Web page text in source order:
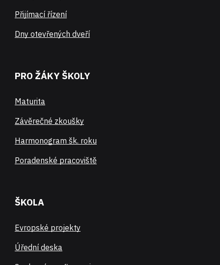
Přijímací řízení
Dny otevřených dveří
PRO ŽÁKY ŠKOLY
Maturita
Závěrečné zkoušky
Harmonogram šk. roku
Poradenské pracoviště
ŠKOLA
Evropské projekty
Úřední deska